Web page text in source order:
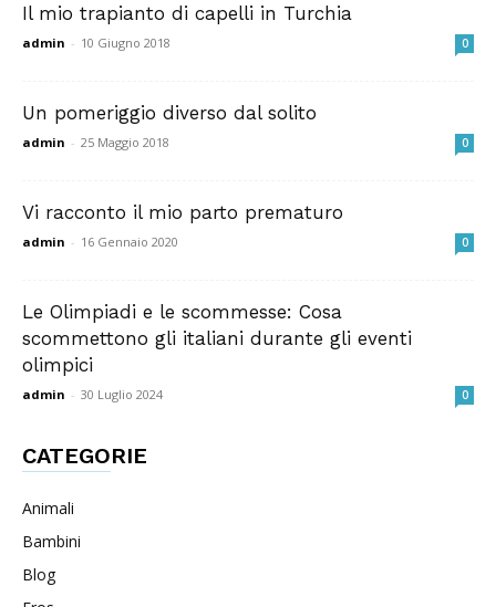
Il mio trapianto di capelli in Turchia
admin - 10 Giugno 2018 0
Un pomeriggio diverso dal solito
admin - 25 Maggio 2018 0
Vi racconto il mio parto prematuro
admin - 16 Gennaio 2020 0
Le Olimpiadi e le scommesse: Cosa
scommettono gli italiani durante gli eventi
olimpici
admin - 30 Luglio 2024 0
CATEGORIE
Animali
Bambini
Blog